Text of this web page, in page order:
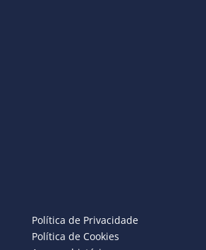
Política de Privacidade
Política de Cookies